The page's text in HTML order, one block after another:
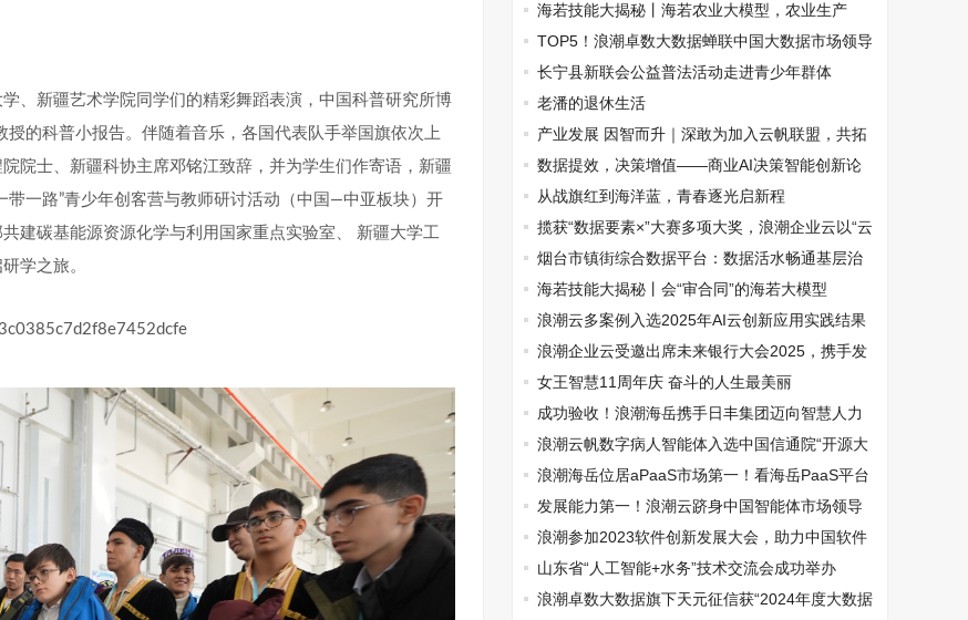
、新疆艺术学院同学们的精彩舞蹈表演，中国科普研究所博
授的科普小报告。伴随着音乐，各国代表队手举国旗依次上
院士、新疆科协主席邓铭江致辞，并为学生们作寄语，新疆
一路”青少年创客营与教师研讨活动（中国—中亚板块）开
建碳基能源资源化学与利用国家重点实验室、 新疆大学工
学之旅。
质量数据集驱动金融、电商数智化转型
海若技能大揭秘丨海若农业大模型，农业生产
的“慧眼”
TOP5！浪潮卓数大数据蝉联中国大数据市场领导
者象限
长宁县新联会公益普法活动走进青少年群体
老潘的退休生活
产业发展 因智而升｜深敢为加入云帆联盟，共拓
海外云生态新蓝图
数据提效，决策增值——商业AI决策智能创新论
坛成功举办
从战旗红到海洋蓝，青春逐光启新程
揽获“数据要素×”大赛多项大奖，浪潮企业云以“云
+AI”赋能产业创新
烟台市镇街综合数据平台：数据活水畅通基层治
理大动脉
海若技能大揭秘丨会“审合同”的海若大模型
浪潮云多案例入选2025年AI云创新应用实践结果
浪潮企业云受邀出席未来银行大会2025，携手发
布金融智能云
女王智慧11周年庆 奋斗的人生最美丽
成功验收！浪潮海岳携手日丰集团迈向智慧人力
新征程
浪潮云帆数字病人智能体入选中国信通院“开源大
模型+”软件创新应用典型案例
浪潮海岳位居aPaaS市场第一！看海岳PaaS平台
如何构建企业数智化转型“新基建”
发展能力第一！浪潮云跻身中国智能体市场领导
者象限
浪潮参加2023软件创新发展大会，助力中国软件
产业做大做强
山东省“人工智能+水务”技术交流会成功举办
浪潮卓数大数据旗下天元征信获“2024年度大数据